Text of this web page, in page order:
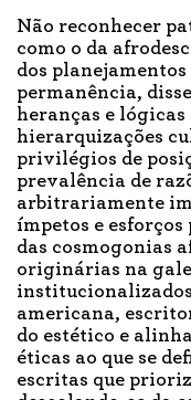
Não reconhecer
como o da
dos
permanência,
heranças e
hierarquizações
privilégios de
prevalência de
arbitrariamente
ímpetos e
das cosmogonias
originárias na
americana,
do estético e
éticas ao que se
escritas que